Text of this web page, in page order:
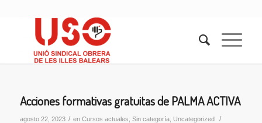
Acciones formativas gratuitas de PALMA ACTIVA
agosto 22, 2023 / en Cursos actuales Sin categoría, Uncategorized /